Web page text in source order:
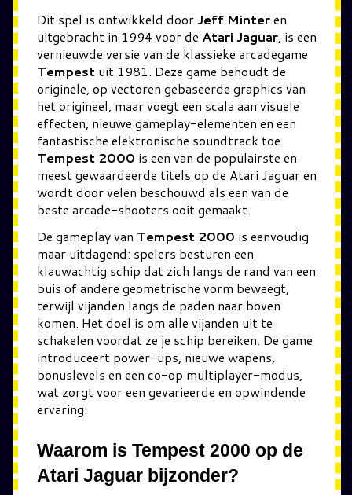
Dit spel is ontwikkeld doorJeff Minteren
uitgebracht in 1994 voor de Atari Jaguar, is een
vernieuwde versie van de klassieke arcadegame
Tempest uit 1981. Deze game behoudt de
originele, op vectoren gebaseerde graphics van
het origineel, maar voegt een scala aan visuele
effecten, nieuwe gameplay-elementen en een
fantastische elektronische soundtrack toe.
Tempest 2000 is een van de populairste en
meest gewaardeerde titels op de Atari Jaguar en
wordt door velen beschouwd als een van de
beste arcade-shooters ooit gemaakt.
De gameplay van Tempest 2000 is eenvoudig
maar uitdagend: spelers besturen een
klauwachtig schip dat zich langs de rand van een
buis of andere geometrische vorm beweegt,
terwijl vijanden langs de paden naar boven
komen. Het doel is om alle vijanden uit te
schakelen voordat ze je schip bereiken. De game
introduceert power-ups, nieuwe wapens,
bonuslevels en een co-op multiplayer-modus,
wat zorgt voor een gevarieerde en opwindende
ervaring.
Waarom is Tempest 2000 op de
Atari Jaguar bijzonder?